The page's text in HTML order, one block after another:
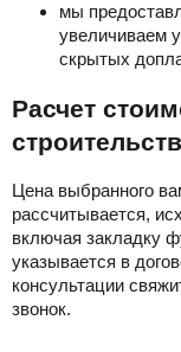
мы
увеличиваем
скрытых
Расчет
Цена выбранного
рассчитывается,
включая закладку
указывается в
консультации
звонок.